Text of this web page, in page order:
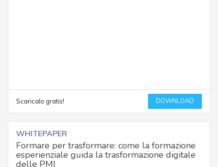
Scaricalo gratis! DOWNLOAD
WHITEPAPER
Formare per trasformare: come la formazione
esperienziale guida la trasformazione digitale
delle PMI